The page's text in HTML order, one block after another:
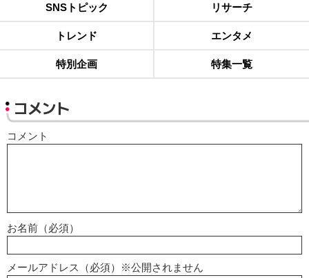
SNSトピック リサーチ
トレンド エンタメ
特別企画 特集一覧
コメント
コメント
お名前（必須）
メールアドレス（必須）※公開されません